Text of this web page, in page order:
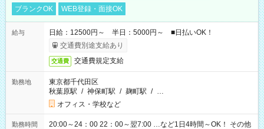
ブランクOK
WEB登録・面接OK
給与
日給：12500円～ 半日：5000円～ ■日払いOK！
交通費別途支給あり
交通費 交通費規定支給
勤務地
東京都千代田区
秋葉原駅 / 神保町駅 / 麹町駅 / …
オフィス・学校など
勤務時間
20:00～24：00 22：00～翌7:00 …など1日4時間～OK！ その他